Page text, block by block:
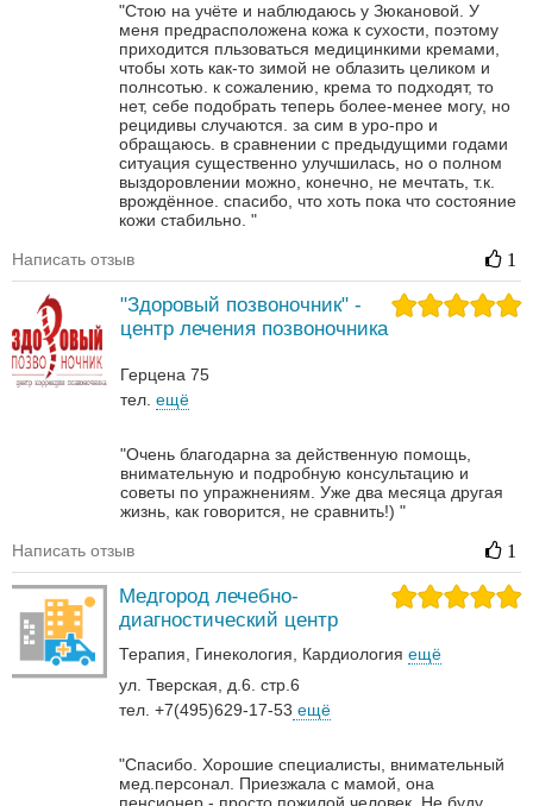
"Стою на учёте и наблюдаюсь у Зюкановой. У
меня предрасположена кожа к сухости, поэтому
приходится пльзоваться медицинкими кремами,
чтобы хоть как-то зимой не облазить целиком и
полнсотью. к сожалению, крема то подходят, то
нет, себе подобрать теперь более-менее могу, но
рецидивы случаются. за сим в уро-про и
обращаюсь. в сравнении с предыдущими годами
ситуация существенно улучшилась, но о полном
выздоровлении можно, конечно, не мечтать, т.к.
врождённое. спасибо, что хоть пока что состояние
кожи стабильно. "
Написать отзыв 1
"Здоровый позвоночник" -
центр лечения позвоночника
Герцена 75
тел.ещё
"Очень благодарна за действенную помощь,
внимательную и подробную консультацию и
советы по упражнениям. Уже два месяца другая
жизнь, как говорится, не сравнить!) "
Написать отзыв 1
Медгород лечебно-
диагностический центр
Терапия Гинекология Кардиология ещё
ул. Тверская, д.6. стр.6
тел. +7(495)629-17-53 ещё
"Спасибо. Хорошие специалисты, внимательный
мед.персонал. Приезжала с мамой, она